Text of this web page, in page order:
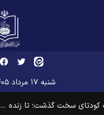
شنبه ۱۷ مرداد ۱۴۰۵ - ۰۱:۲۸
کودتای سخت گذشت؛ تا زنده …